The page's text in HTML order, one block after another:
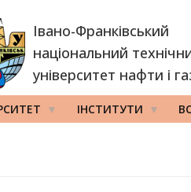
Івано-Франківський
національний
університет нафти і
ІНСТИТУТИ